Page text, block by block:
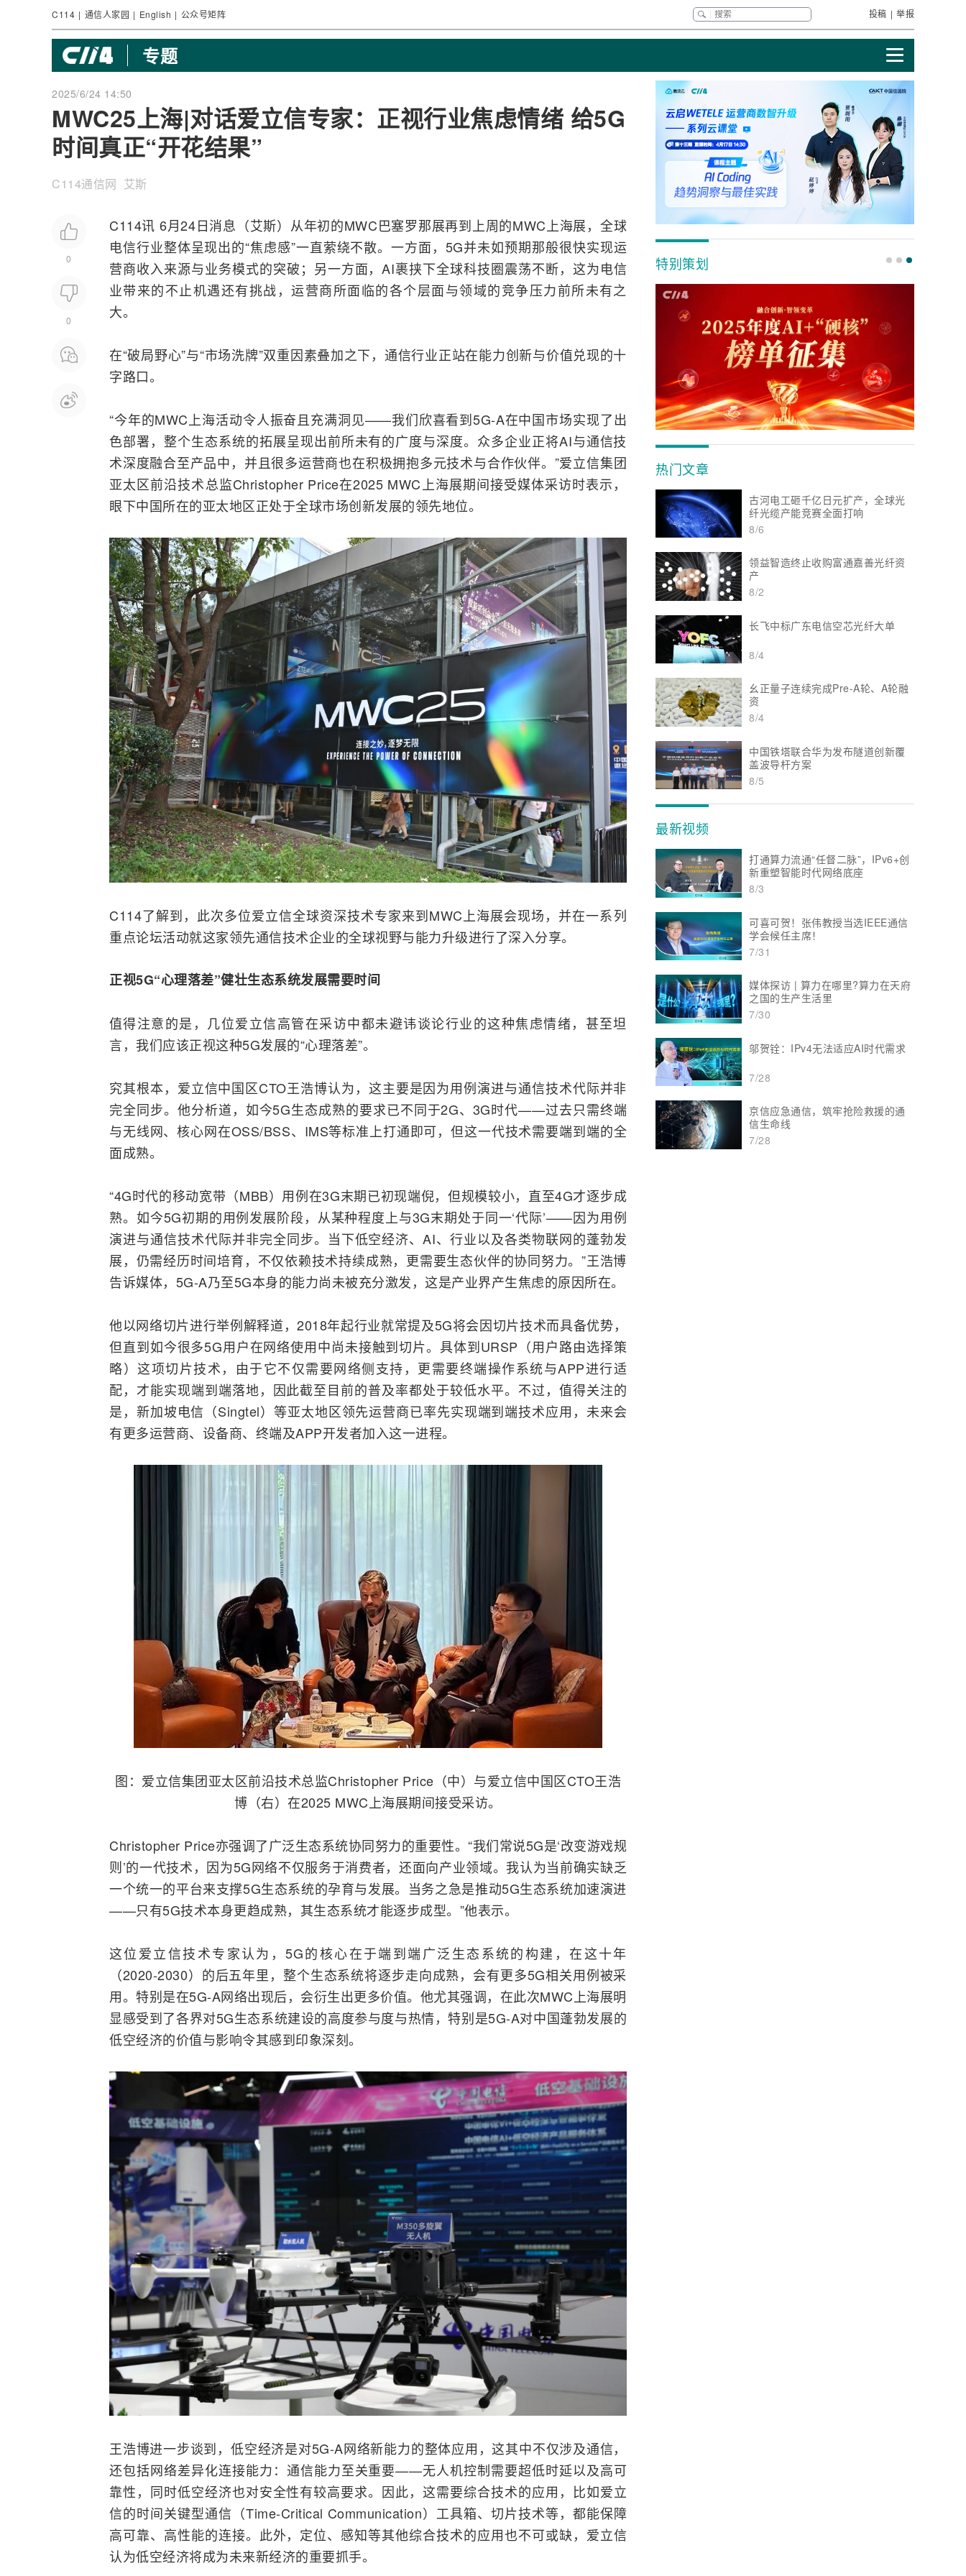
C114 | 通信人家园 | English | 公众号矩阵 投稿 | 举报
专题
2025/6/24 14:50
MWC25上海|对话爱立信专家：正视行业焦虑情绪 给5G
时间真正“开花结果”
C114通信网 艾斯
0
0
C114讯 6月24日消息（艾斯）从年初的MWC巴塞罗那展再到上周的MWC上海展，全球
电信行业整体呈现出的“焦虑感”一直萦绕不散。一方面， 5G并未如预期那般很快实现运
营商收入来源与业务模式的突破；另一方面，AI裹挟下全球科技圈震荡不断，这为电信
业带来的不止机遇还有挑战，运营商所面临的各个层面与领域的竞争压力前所未有之
大。
在“破局野心”与“市场洗牌”双重因素叠加之下，通信行业正站在能力创新与价值兑现的十
字路口。
“今年的MWC上海活动令人振奋且充满洞见——我们欣喜看到5G-A在中国市场实现了出
色部署，整个生态系统的拓展呈现出前所未有的广度与深度。众多企业正将AI与通信技
术深度融合至产品中，并且很多运营商也在积极拥抱多元技术与合作伙伴。”爱立信集团
亚太区前沿技术总监Christopher Price在2025 MWC上海展期间接受媒体采访时表示，
眼下中国所在的亚太地区正处于全球市场创新发展的领先地位。
C114了解到，此次多位爱立信全球资深技术专家来到MWC上海展会现场，并在一系列
重点论坛活动就这家领先通信技术企业的全球视野与能力升级进行了深入分享。
正视5G“心理落差”健壮生态系统发展需要时间
值得注意的是，几位爱立信高管在采访中都未避讳谈论行业的这种焦虑情绪，甚至坦
言，我们应该正视这种5G发展的“心理落差”。
究其根本，爱立信中国区CTO王浩博认为，这主要是因为用例演进与通信技术代际并非
完全同步。他分析道，如今5G生态成熟的要求已不同于2G、 3G时代——过去只需终端
与无线网、核心网在OSS/BSS、 IMS等标准上打通即可，但这一代技术需要端到端的全
面成熟。
“4G时代的移动宽带 （MBB）用例在3G末期已初现端倪，但规模较小，直至4G才逐步成
熟。如今5G初期的用例发展阶段，从某种程度上与3G末期处于同一‘代际’——因为用例
演进与通信技术代际并非完全同步。当下低空经济、AI、行业以及各类物联网的蓬勃发
展，仍需经历时间培育，不仅依赖技术持续成熟，更需要生态伙伴的协同努力。”王浩博
告诉媒体，5G-A乃至5G本身的能力尚未被充分激发，这是产业界产生焦虑的原因所在。
他以网络切片进行举例解释道，2018年起行业就常提及5G将会因切片技术而具备优势，
但直到如今很多5G用户在网络使用中尚未接触到切片。具体到URSP（用户路由选择策
略）这项切片技术，由于它不仅需要网络侧支持，更需要终端操作系统与APP进行适
配，才能实现端到端落地，因此截至目前的普及率都处于较低水平。不过，值得关注的
是，新加坡电信（Singtel）等亚太地区领先运营商已率先实现端到端技术应用，未来会
有更多运营商、设备商、终端及APP开发者加入这一进程。
图：爱立信集团亚太区前沿技术总监Christopher Price（中）与爱立信中国区CTO王浩
博（右）在2025 MWC上海展期间接受采访。
Christopher Price亦强调了广泛生态系统协同努力的重要性。“我们常说5G是‘改变游戏规
则’的一代技术，因为5G网络不仅服务于消费者，还面向产业领域。我认为当前确实缺乏
一个统一的平台来支撑5G生态系统的孕育与发展。当务之急是推动5G生态系统加速演进
——只有5G技术本身更趋成熟，其生态系统才能逐步成型。”他表示。
这位爱立信技术专家认为，5G的核心在于端到端广泛生态系统的构建，在这十年
（2020-2030）的后五年里，整个生态系统将逐步走向成熟，会有更多5G相关用例被采
用。特别是在5G-A网络出现后，会衍生出更多价值。他尤其强调，在此次MWC上海展明
显感受到了各界对5G生态系统建设的高度参与度与热情，特别是5G-A对中国蓬勃发展的
低空经济的价值与影响令其感到印象深刻。
王浩博进一步谈到，低空经济是对5G-A网络新能力的整体应用，这其中不仅涉及通信，
还包括网络差异化连接能力：通信能力至关重要——无人机控制需要超低时延以及高可
靠性，同时低空经济也对安全性有较高要求。因此，这需要综合技术的应用，比如爱立
信的时间关键型通信（Time-Critical Communication）工具箱、切片技术等，都能保障
高可靠、高性能的连接。此外，定位、感知等其他综合技术的应用也不可或缺，爱立信
认为低空经济将成为未来新经济的重要抓手。
特别策划
热门文章
古河电工砸千亿日元扩产，全球光
纤光缆产能竞赛全面打响
8/6
领益智造终止收购富通嘉善光纤资
产
8/2
长飞中标广东电信空芯光纤大单
8/4
幺正量子连续完成Pre-A轮、A轮融
资
8/4
中国铁塔联合华为发布隧道创新覆
盖波导杆方案
8/5
最新视频
打通算力流通“任督二脉”，IPv6+创
新重塑智能时代网络底座
8/3
可喜可贺！张伟教授当选IEEE通信
学会候任主席！
7/31
媒体探访 | 算力在哪里?算力在天府
之国的生产生活里
7/30
邬贺铨：IPv4无法适应AI时代需求
7/28
京信应急通信，筑牢抢险救援的通
信生命线
7/28